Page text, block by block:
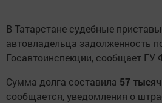
В Татарстане судебные
автовладельца задолженность
Госавтоинспекции, сообщает ГУ
Сумма долга составила 57
сообщается, уведомления о